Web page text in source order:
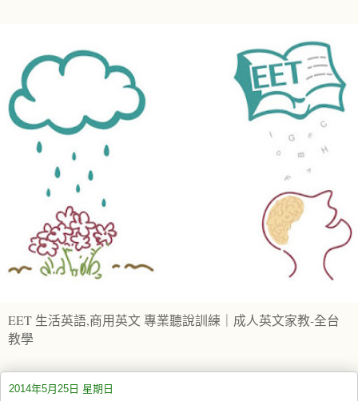
EET 生活英語,商用英文 專業聽說訓練｜成人英文家教-全台
教學
2014年5月25日 星期日